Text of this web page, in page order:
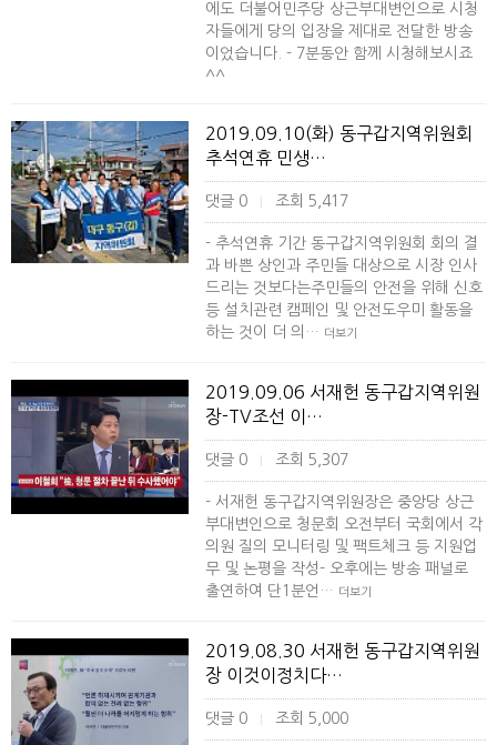
에도 더불어민주당 상근부대변인으로 시청
자들에게 당의 입장을 제대로 전달한 방송
이었습니다. - 7분동안 함께 시청해보시죠
^^
2019.09.10(화) 동구갑지역위원회
추석연휴 민생…
댓글 0 조회 5,417
- 추석연휴 기간 동구갑지역위원회 회의 결
과 바쁜 상인과 주민들 대상으로 시장 인사
드리는 것보다는주민들의 안전을 위해 신호
등 설치관련 캠페인 및 안전도우미 활동을
하는 것이 더 의…
더보기
2019.09.06 서재헌 동구갑지역위원
장-TV조선 이…
댓글 0 조회 5,307
- 서재헌 동구갑지역위원장은 중앙당 상근
부대변인으로 청문회 오전부터 국회에서 각
의원 질의 모니터링 및 팩트체크 등 지원업
무 및 논평을 작성- 오후에는 방송 패널로
출연하여 단1분언…
더보기
2019.08.30 서재헌 동구갑지역위원
장 이것이정치다…
댓글 0 조회 5,000